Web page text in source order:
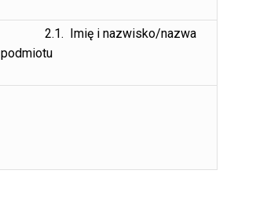
2.1. Imię i nazwisko/nazwa
podmiotu